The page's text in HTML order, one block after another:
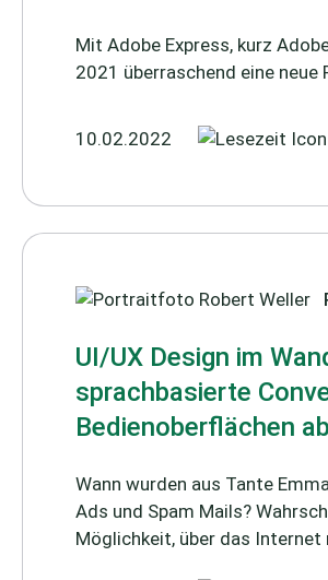
Mit Adobe Express, kurz
2021 überraschend eine
10.02.2022
UI/UX Design im
sprachbasierte
Bedienoberflächen
Wann wurden aus Tante
Ads und Spam Mails?
Möglichkeit, über das Internet